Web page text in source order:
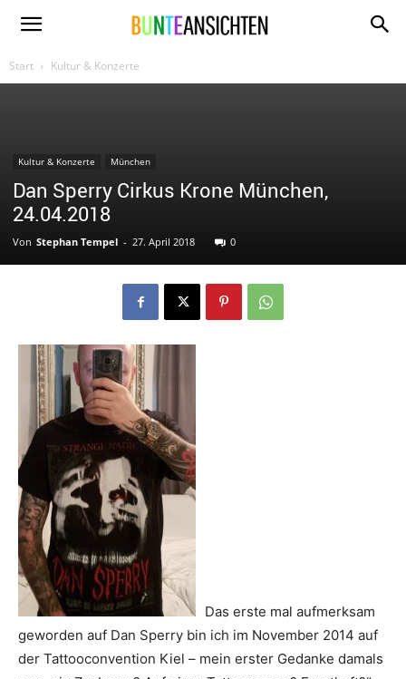
www.bunte-
Start Kultur & Konzerte
Kultur & Konzerte München
Dan Sperry Cirkus Krone München,
24.04.2018
Von Stephan Tempel - 27. April 2018 0
Das erste mal aufmerksam
geworden auf Dan Sperry bin ich im November 2014 auf
der Tattooconvention Kiel – mein erster Gedanke damals